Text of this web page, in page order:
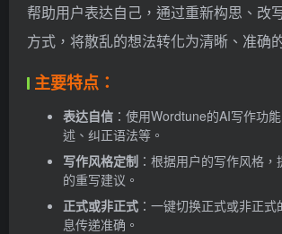
帮助用户表达自己，通过重新构思、改
方式，将散乱的想法转化为清晰、准确
主要特点：
表达自信 ：使用Wordtune的AI写作功
述、纠正语法等。
写作风格定制 ：根据用户的写作风格
的重写建议。
正式或非正式 ：一键切换正式或非正
息传递准确。